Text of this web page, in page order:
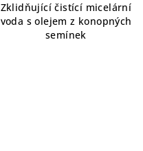
Zklidňující čistící micelární
voda s olejem z konopných
semínek